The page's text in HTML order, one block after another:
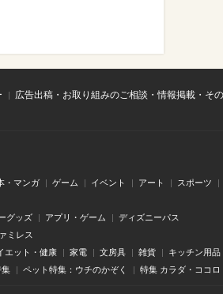
広告出稿・お取り組みのご相談・情報掲載・そ
・マンガ ゲーム イベント アート スポーツ
グッズ アプリ・ゲーム ディズニーパス
ミレス
エット・健康 家電 文房具 雑貨 キッチン用品
集 ペット特集：ウチのかぞく 特集 カラダ・ココロ